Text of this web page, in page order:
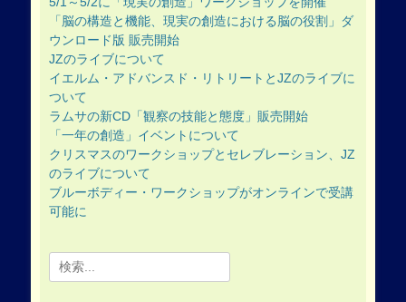
「脳の構造と機能、現実の創造における脳の役割」ダ
ウンロード版 販売開始
JZのライブについて
イエルム・アドバンスド・リトリートとJZのライブに
ついて
ラムサの新CD「観察の技能と態度」販売開始
「一年の創造」イベントについて
クリスマスのワークショップとセレブレーション、JZ
のライブについて
ブルーボディー・ワークショップがオンラインで受講
可能に
Search
for: